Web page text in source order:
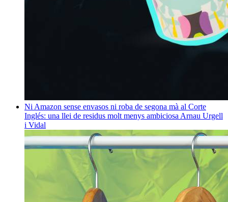
Ni Amazon sense envasos ni roba de segona mà al Corte
Inglés: una llei de residus molt menys ambiciosa Arnau Urgell
i Vidal